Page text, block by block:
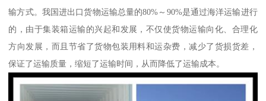
输方式。我国进出口货物运输总量的80%～90%是通过海洋运输进行
的，由于集装箱运输的兴起和发展，不仅使货物运输向化、合理化
方向发展，而且节省了货物包装用料和运杂费，减少了货损货差，
保证了运输质量，缩短了运输时间，从而降低了运输成本。